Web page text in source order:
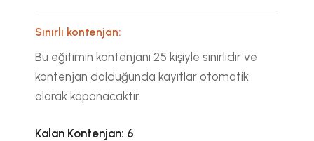
Sınırlı kontenjan:
Bu eğitimin kontenjanı 25 kişiyle sınırlıdır ve
kontenjan dolduğunda kayıtlar otomatik
olarak kapanacaktır.
Kalan Kontenjan: 6